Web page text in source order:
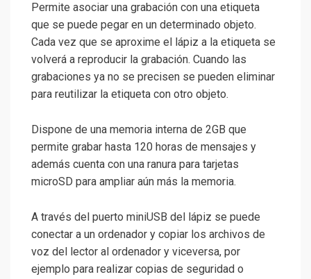
Permite asociar una grabación con una etiqueta
que se puede pegar en un determinado objeto.
Cada vez que se aproxime el lápiz a la etiqueta se
volverá a reproducir la grabación. Cuando las
grabaciones ya no se precisen se pueden eliminar
para reutilizar la etiqueta con otro objeto.
Dispone de una memoria interna de 2GB que
permite grabar hasta 120 horas de mensajes y
además cuenta con una ranura para tarjetas
microSD para ampliar aún más la memoria.
A través del puerto miniUSB del lápiz se puede
conectar a un ordenador y copiar los archivos de
voz del lector al ordenador y viceversa, por
ejemplo para realizar copias de seguridad o